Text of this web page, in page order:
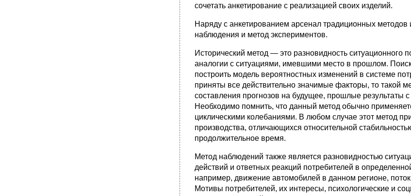
сочетать анкетирование с реализацией своих изделий.
Наряду с анкетированием арсенал традиционных методов
наблюдения и метод экспериментов.
Исторический метод — это разновидность ситуационного
аналогии с ситуациями, имевшими место в прошлом.
построить модель вероятностных изменений в системе
приняты все действительно значимые факто­ры, то такой
составле­ния прогнозов на будущее, прошлые
Необходимо помнить, что данный метод обычно
циклическими колебани­ями. В любом случае этот метод
производства, отличающихся относительной
продолжительное время.
Метод наблюдений также является разновидностью
действий и ответных реакций потребителей в
например, движение автомобилей в данном регионе,
Мотивы потребителей, их интересы, пси­хологические и